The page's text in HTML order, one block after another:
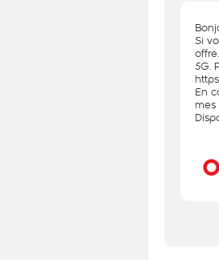
Si
offre.
5G.
En
mes